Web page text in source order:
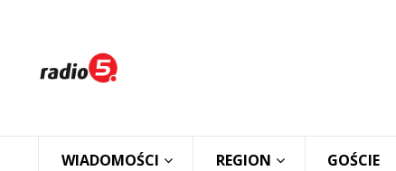
WIADOMOŚCI REGION GOŚCIE